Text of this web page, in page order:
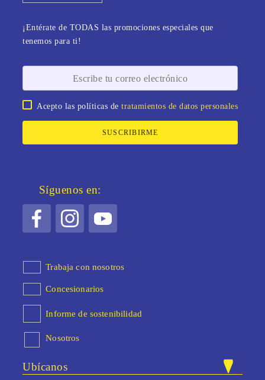
¡Entérate de TODAS las promociones especiales que
tenemos para ti!
Acepto las políticas detratamientos de datos personales
SUSCRIBIRME
Síguenos en:
Trabaja con nosotros
Concesionarios
Informe de sostenibilidad
Nosotros
Ubícanos